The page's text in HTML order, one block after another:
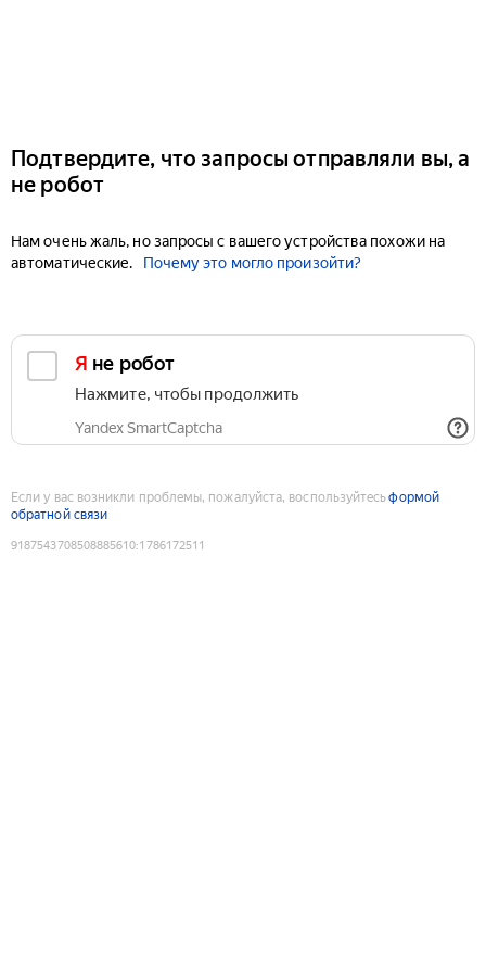
Подтвердите, что запросы отправляли вы, а
не робот
Нам очень жаль, но запросы с вашего устройства похожи на
автоматические.
Почему это могло произойти?
Я не робот
Нажмите, чтобы продолжить
Yandex SmartCaptcha
Если у вас возникли проблемы, пожалуйста, воспользуйтесьформой
обратной связи
9187543708508885610:1786172511